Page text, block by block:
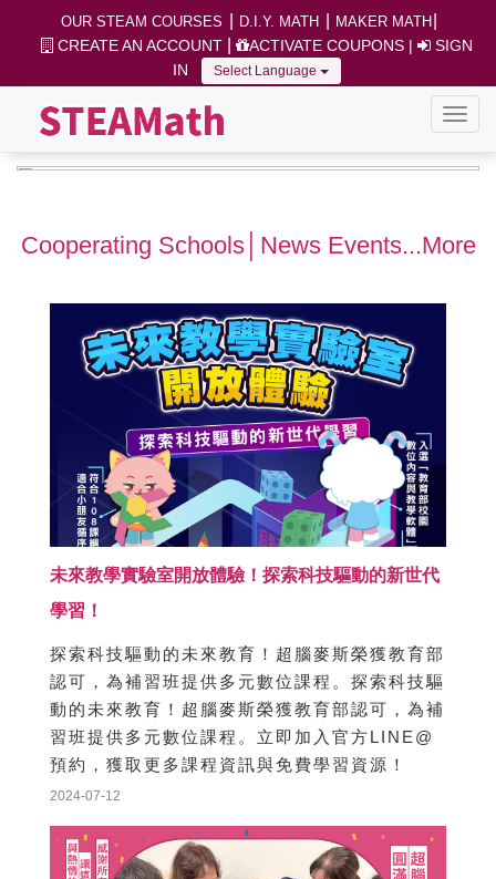
OUR STEAM COURSES D.I.Y. MATH MAKER MATH
CREATE AN ACCOUNT| ACTIVATE COUPONS|
SIGN
IN
Select Language
Cooperating Schools│News Events...More